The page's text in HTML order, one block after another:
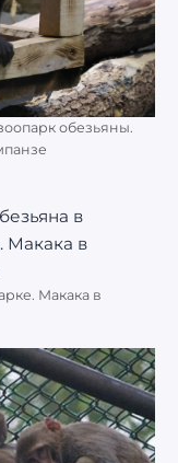
обезьяны.
Макака в